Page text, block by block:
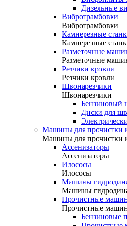
Дизельные
Вибротрамбовки
Вибротрамбовки
Камнерезные
Камнерезные
Разметочные
Разметочные
Резчики кровли
Резчики кровли
Швонарезчики
Швонарезчики
Бензиновый
Диски для
Машины для прочистки
Машины для прочистки
Ассенизаторы
Ассенизаторы
Илососы
Илососы
Машины
Машины
Прочистные
Прочистные
Бензиновые